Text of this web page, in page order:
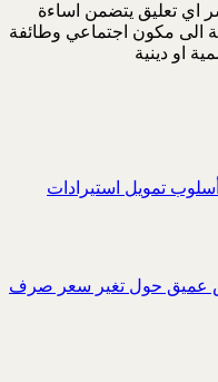
اي تعليق يتضمن اساءة
الى مكون اجتماعي وطائفة
او دينية
تمويل استيرادات
عميق حول تغير سعر صرف